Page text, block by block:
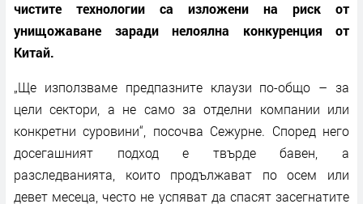
чистите технологии са изложени на риск от
унищожаване заради нелоялна конкуренция от
Китай.
„Ще използваме предпазните клаузи по-общо – за
цели сектори, а не само за отделни компании или
конкретни суровини“, посочва Сежурне. Според него
досегашният подход е твърде бавен, а
разследванията, които продължават по осем или
девет месеца, често не успяват да спасят засегнатите